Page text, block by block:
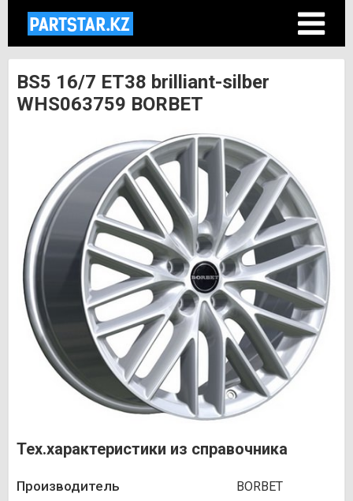
BS5 16/7 ET38 brilliant-silber
WHS063759 BORBET
Тех.характеристики из справочника
Производитель BORBET